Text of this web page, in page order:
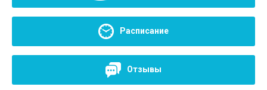
Расписание
Отзывы